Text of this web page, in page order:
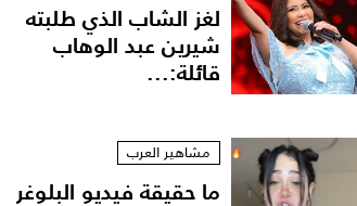
لغز الشاب الذي طلبته
شيرين عبد الوهاب
قائلة:...
مشاهير العرب
ما حقيقة فيديو البلوغر